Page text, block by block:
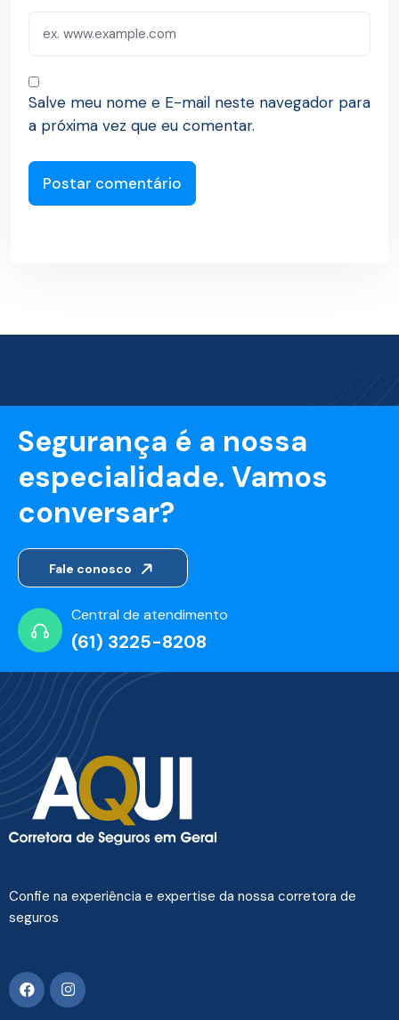
Salve meu nome e E-mail neste navegador para
a próxima vez que eu comentar.
Segurança é a nossa
especialidade. Vamos
conversar?
Fale conosco
Central de atendimento
(61) 3225-8208
Confie na experiência e expertise da nossa corretora de
seguros